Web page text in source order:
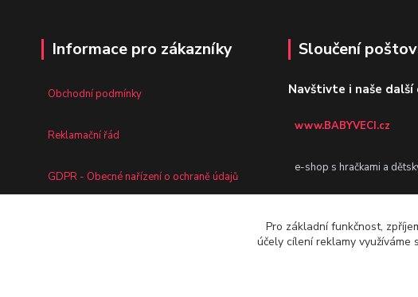
Informace pro zákazníky
Obchodní podmínky
Reklamační řád
GDPR - Obecné nařízení o ochraně údajů
Sloučení
Navštivte i naše další
www.BABYVECI.cz
e-shop s hračkami a
e-shop pro vaše auto,
Pro základní funkčnost,
účely cílení reklamy